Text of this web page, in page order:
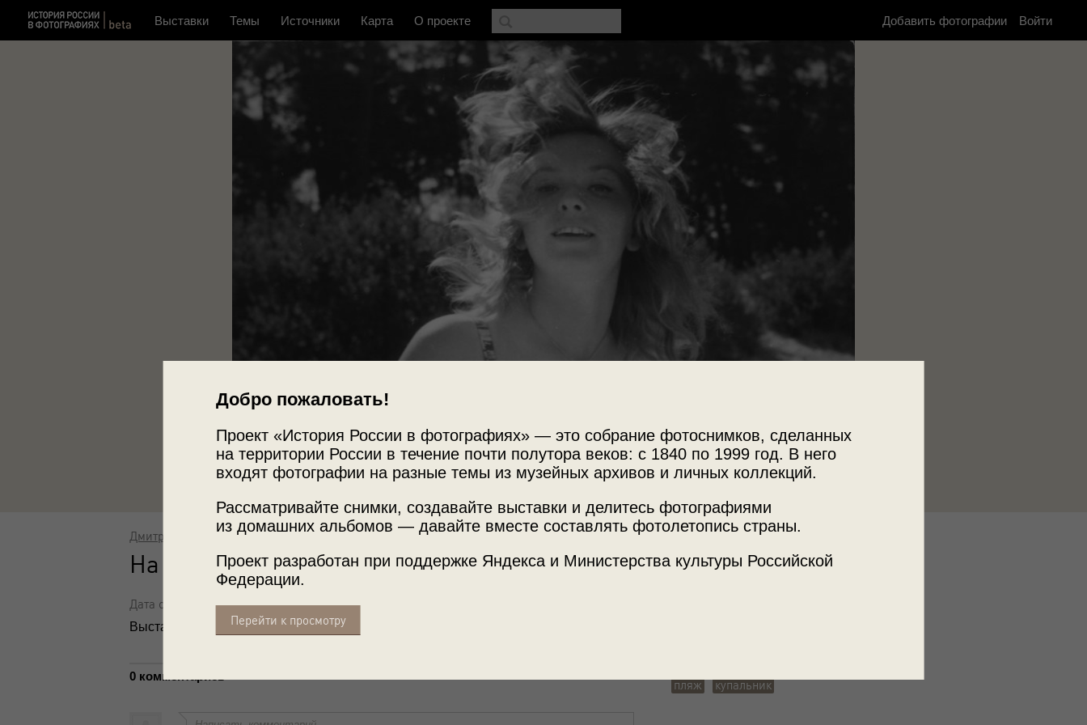
Добро пожаловать!
Проект «История России в фотографиях» — это собрание фотоснимков, сделанных
на территории России в течение почти полутора веков: с 1840 по 1999 год. В него
входят фотографии на разные темы из музейных архивов и личных коллекций.
Рассматривайте снимки, создавайте выставки и делитесь фотографиями
из домашних альбомов — давайте вместе составлять фотолетопись страны.
Проект разработан при поддержке Яндекса и Министерства культуры Российской
Федерации.
Перейти к просмотру
Выставки Темы Источники Карта О проекте Добавить фотографии Войти
МАММ / МДФ
пляж
купальник
Дмитрий Воздвиженский,Нина Свиридова
На взморье
Дата съемки: 1965 год
Выставка «Лучшие девушки Советского Союза»
0 комментариев